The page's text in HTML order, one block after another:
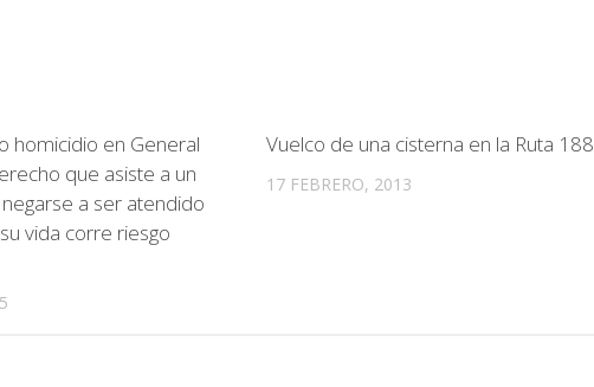
homicidio en General
que asiste a un
a ser atendido
vida corre riesgo
Vuelco de una cisterna en la Ruta 188
17 FEBRERO, 2013